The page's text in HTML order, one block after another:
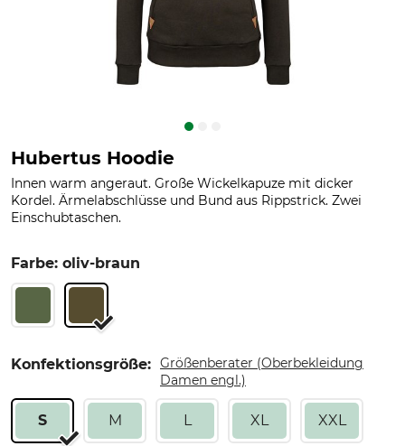
Hubertus Hoodie
Innen warm angeraut. Große Wickelkapuze mit dicker
Kordel. Ärmelabschlüsse und Bund aus Rippstrick. Zwei
Einschubtaschen.
Farbe: oliv-braun
Konfektionsgröße: Größenberater (Oberbekleidung
Damen engl.)
S M L XL XXL